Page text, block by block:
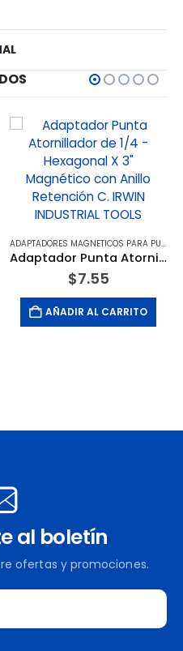
ADAPTADORES MAGNETICOS PARA PUNTAS 1/4 HEXAGONAL
Adaptador Punta Atornillador de 1/4 – Hexagonal X 3″ Magnético con Anillo Retención C. IRWIN INDUSTRIAL TOOLS
$7.55
AÑADIR AL CARRITO
al boletín
ofertas y promociones.